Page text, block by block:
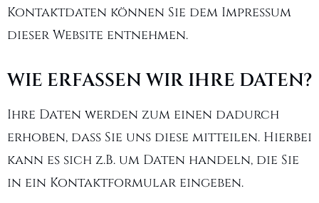
Kontaktdaten können Sie dem Impressum
dieser Website entnehmen.
WIE ERFASSEN WIR IHRE DATEN?
Ihre Daten werden zum einen dadurch
erhoben, dass Sie uns diese mitteilen. Hierbei
kann es sich z.B. um Daten handeln, die Sie
in ein Kontaktformular eingeben.